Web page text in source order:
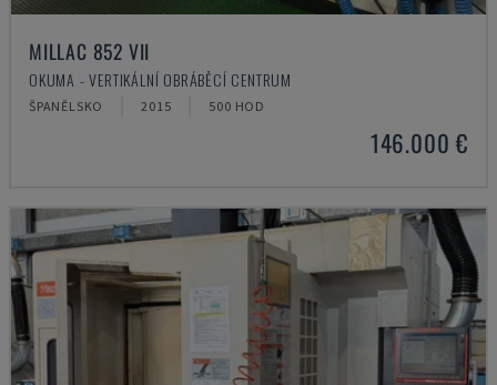
MILLAC 852 VII
OKUMA - VERTIKÁLNÍ OBRÁBĚCÍ CENTRUM
ŠPANĚLSKO 2015 500 HOD
146.000 €